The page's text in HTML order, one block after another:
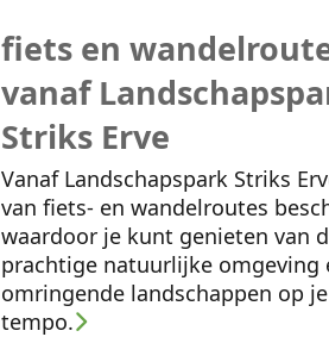
fiets en
vanaf
Striks Erve
Vanaf Landschapspark Striks
van fiets- en wandelroutes
waardoor je kunt genieten van
prachtige natuurlijke omgeving
omringende landschappen op
tempo.